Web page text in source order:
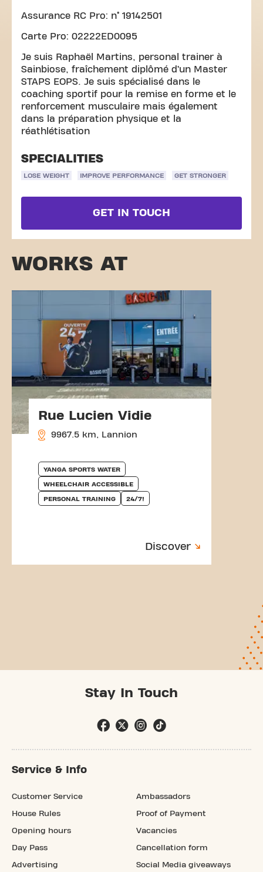
Assurance RC Pro: n° 19142501
Carte Pro: 02222ED0095
Je suis Raphaël Martins, personal trainer à
Sainbiose, fraîchement diplômé d’un Master
STAPS EOPS. Je suis spécialisé dans le
coaching sportif pour la remise en forme et le
renforcement musculaire mais également
dans la préparation physique et la
réathlétisation
SPECIALITIES
LOSE WEIGHT IMPROVE PERFORMANCE GET STRONGER
GET IN TOUCH
WORKS AT
Rue Lucien Vidie
9967.5 km, Lannion
YANGA SPORTS WATER
WHEELCHAIR ACCESSIBLE
PERSONAL TRAINING 24/7!
Discover
Stay In Touch
Service & Info
Customer Service
House Rules
Opening hours
Day Pass
Advertising
Ambassadors
Proof of Payment
Vacancies
Cancellation form
Social Media giveaways